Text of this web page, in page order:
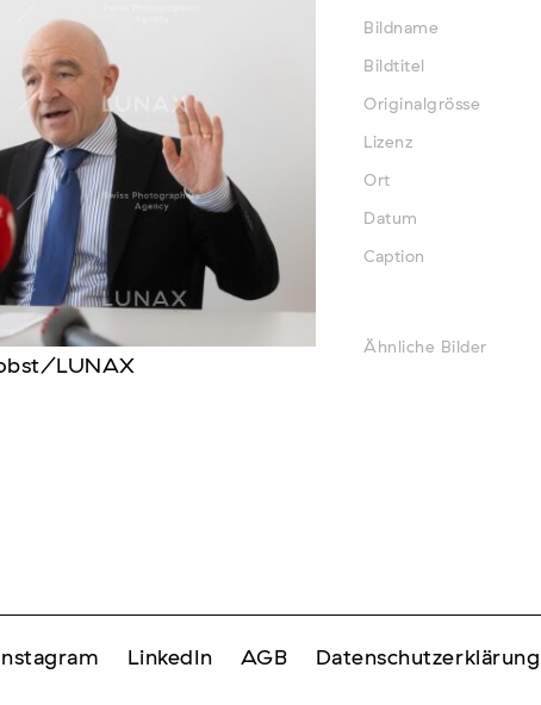
LUNAX
Bildname
Bildtitel
Originalgrösse
Lizenz
Ort
Datum
Caption
Ähnliche Bilder
Instagram LinkedIn AGB Datenschutzerklärung